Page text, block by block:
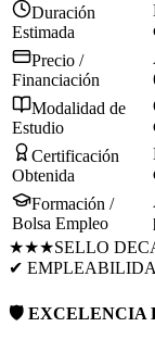
Duración
Estimada
Precio /
Financiación
Modalidad de
Estudio
Certificación
Obtenida
Formación /
Bolsa Empleo
★★★SELLO DE
✔
🛡️ EXCELENCIA